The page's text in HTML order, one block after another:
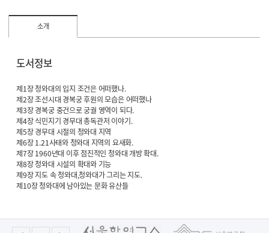
소개
도서정보
제1장 청와대의 입지 조건은 어떠했나.
제2장 조선시대 경복궁 후원의 모습은 어떠했나
제3장 경복궁 중건으로 궁궐 영역이 되다.
제4장 식민지기 경무대 총독관저 이야기.
제5장 경무대 시절의 청와대 지역
제6장 1.21사태와 청와대 지역의 요새화.
제7장 1960년대 이후 점진적인 청와대 개방 확대.
재8장 청와대 시설의 확대와 기능
제9장 지도 속 청와대,청와대가 그리는 지도.
제10장 청와대에 남아있는 문화 유산들